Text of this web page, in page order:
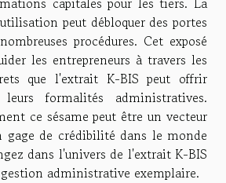
peut débloquer des portes
procédures. Cet exposé
les entrepreneurs à travers les
que l'extrait K-BIS peut offrir
formalités administratives.
ce sésame peut être un vecteur
gage de crédibilité dans le monde
dans l'univers de l'extrait K-BIS
administrative exemplaire.